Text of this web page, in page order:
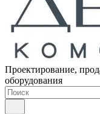
Проектирование,
оборудования